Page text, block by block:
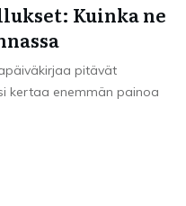
Kuinka ne
pitävät
kertaa enemmän painoa